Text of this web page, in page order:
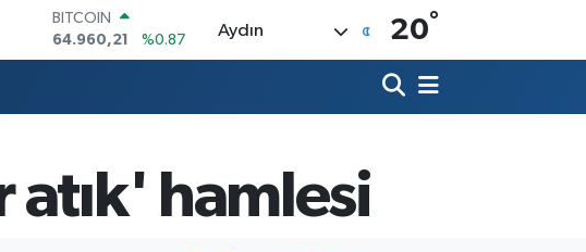
DOLAR
47,7436
%0.18
EURO
6660.55
%0.03
BİST100
13.779
%-14
Aydın 20°
atık' hamlesi